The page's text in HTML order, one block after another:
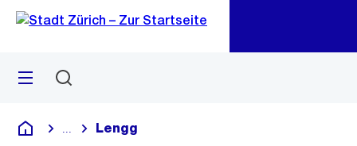
Navigation
Sprunglink
Menü
Deutsch
Blende alle Breadcrumbs ein
Lengg